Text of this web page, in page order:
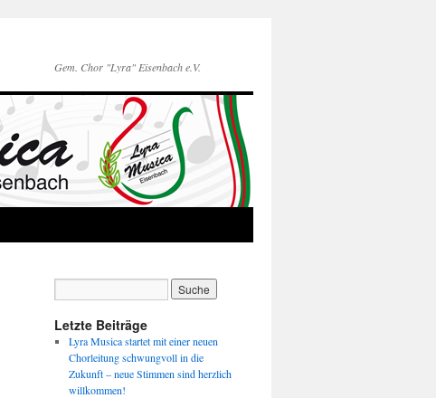
Gem. Chor "Lyra" Eisenbach e.V.
Letzte Beiträge
Lyra Musica startet mit einer neuen
Chorleitung schwungvoll in die
Zukunft – neue Stimmen sind herzlich
willkommen!